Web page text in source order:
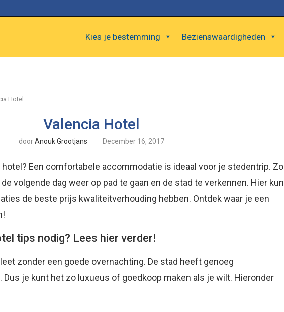
Kies je bestemming Bezienswaardigheden
Hotel
Valencia Hotel
doorAnouk Grootjans December 16, 2017
hotel? Een comfortabele accommodatie is ideaal voor je stedentrip. Zo
volgende dag weer op pad te gaan en de stad te verkennen. Hier kun
de beste prijs kwaliteitverhouding hebben. Ontdek waar je een
tips nodig? Lees hier verder!
zonder een goede overnachting. De stad heeft genoeg
je kunt het zo luxueus of goedkoop maken als je wilt. Hieronder